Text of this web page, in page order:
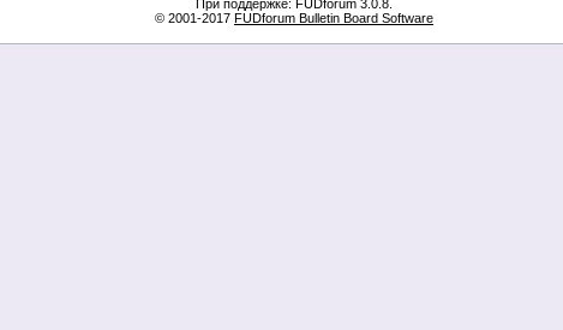
При поддержке: FUDforum 3.0.8.
© 2001-2017 FUDforum Bulletin Board Software